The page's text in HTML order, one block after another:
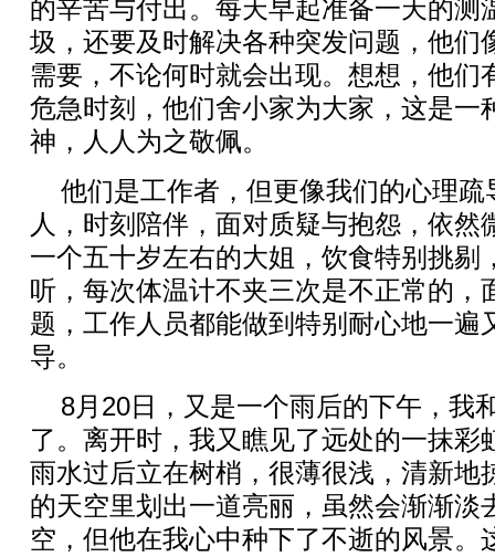
的辛苦与付出。每天早起准备一天的测
圾，还要及时解决各种突发问题，他们
需要，不论何时就会出现。想想，他们
危急时刻，他们舍小家为大家，这是一
神，人人为之敬佩。
他们是工作者，但更像我们的心理疏
人，时刻陪伴，面对质疑与抱怨，依然
一个五十岁左右的大姐，饮食特别挑剔
听，每次体温计不夹三次是不正常的，
题，工作人员都能做到特别耐心地一遍
导。
8月20日，又是一个雨后的下午，我
了。离开时，我又瞧见了远处的一抹彩
雨水过后立在树梢，很薄很浅，清新地
的天空里划出一道亮丽，虽然会渐渐淡
空，但他在我心中种下了不逝的风景。